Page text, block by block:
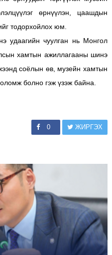
өрнүүлэн, цаашдын
тодорхойлох юм.
удаагийн чуулган нь Монгол
хамтын ажиллагааны шинэ
соёлын өв, музейн хамтын
болно гэж үзэж байна.
0 ЖИРГЭХ